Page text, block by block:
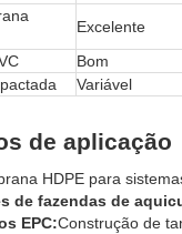
Excelente
Bom
Variável
de aplicação
HDPE para
de fazendas de
EPC:Construção de